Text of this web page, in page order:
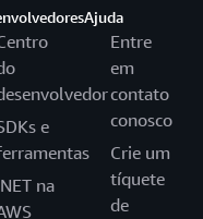
e
na
Ajuda
Entre
em
contato
conosco
Crie um
tíquete
de